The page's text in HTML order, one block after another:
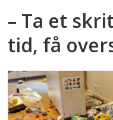
– Ta et
tid, få